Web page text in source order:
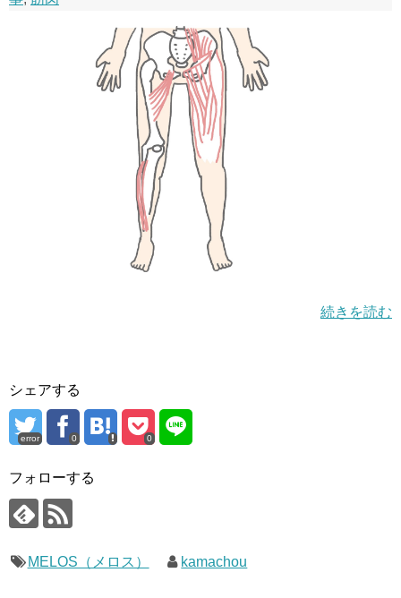
続きを読む
シェアする
error 0 0
フォローする
MELOS（メロス） kamachou